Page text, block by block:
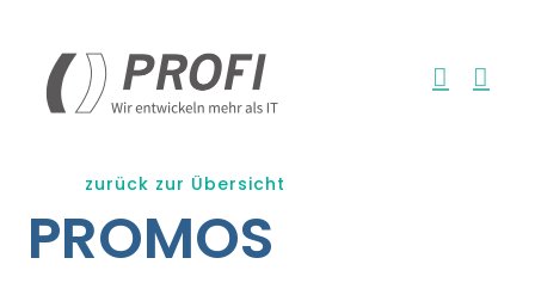
springen
zurück zur Übersicht
PROMOS